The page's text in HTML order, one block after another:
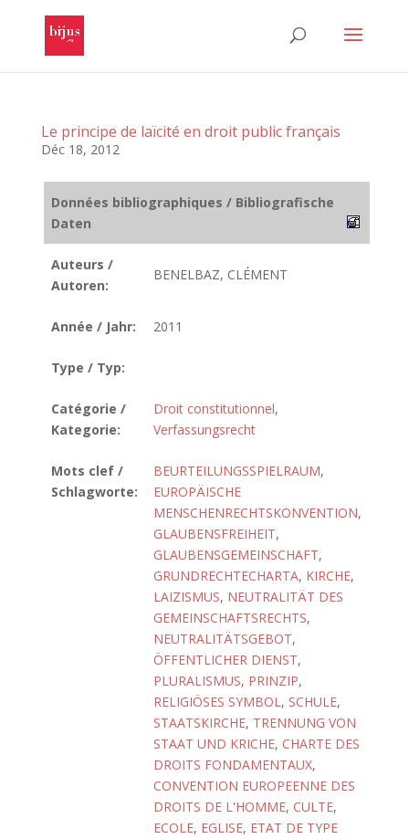
Le principe de laïcité en droit public français
Déc 18, 2012
Données bibliographiques / Bibliografische
Daten
Auteurs /
Autoren:
BENELBAZ, CLÉMENT
Année / Jahr: 2011
Type / Typ:
Catégorie /
Kategorie:
Droit constitutionnel,
Verfassungsrecht
Mots clef /
Schlagworte:
BEURTEILUNGSSPIELRAUM,
EUROPÄISCHE
MENSCHENRECHTSKONVENTION,
GLAUBENSFREIHEIT,
GLAUBENSGEMEINSCHAFT,
GRUNDRECHTECHARTA, KIRCHE,
LAIZISMUS, NEUTRALITÄT DES
GEMEINSCHAFTSRECHTS,
NEUTRALITÄTSGEBOT,
ÖFFENTLICHER DIENST,
PLURALISMUS, PRINZIP,
RELIGIÖSES SYMBOL, SCHULE,
STAATSKIRCHE, TRENNUNG VON
STAAT UND KRICHE, CHARTE DES
DROITS FONDAMENTAUX,
CONVENTION EUROPEENNE DES
DROITS DE L'HOMME, CULTE,
ECOLE, EGLISE, ETAT DE TYPE